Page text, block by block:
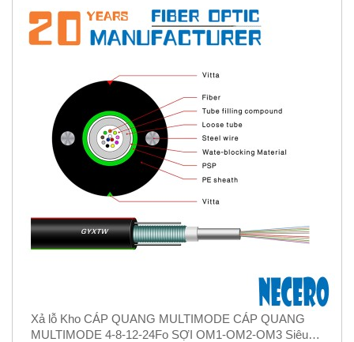
Xả lỗ Kho CÁP QUANG MULTIMODE CÁP QUANG
MULTIMODE 4-8-12-24Fo SỢI OM1-OM2-OM3 Siêu